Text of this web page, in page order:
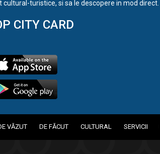
turistice, si sa le descopere in mod direct.
CITY CARD
VĂZUT DE FĂCUT CULTURAL SERVICII